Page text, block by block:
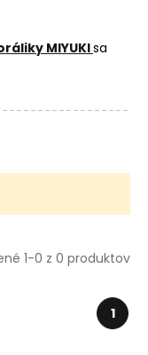
MIYUKIsa
1-0 z 0 produktov
1